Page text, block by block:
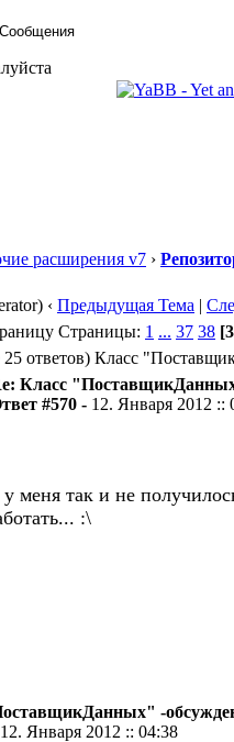
расширения v7 ›
‹ Предыдущая Тема |
Страницы: 1 ... 37 38
Класс
Класс
#570 - 12. Января 2012 ::
меня так и не
:\
-
12. Января 2012 :: 04:38